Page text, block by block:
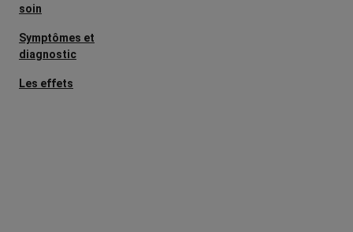
soin
Symptômes et
diagnostic
Les effets